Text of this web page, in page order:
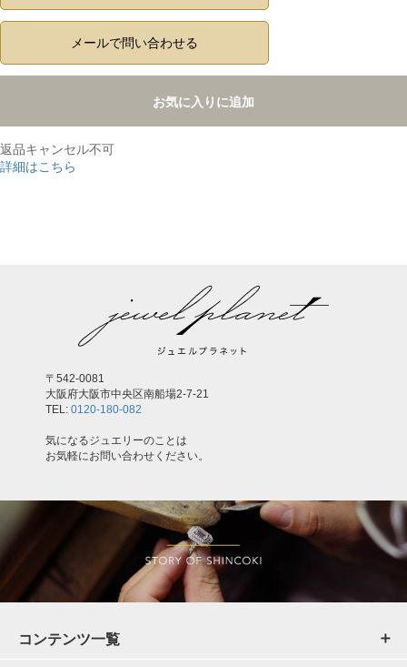
メールで問い合わせる
お気に入りに追加
返品キャンセル不可
詳細はこちら
〒542-0081
大阪府大阪市中央区南船場2-7-21
TEL: 0120-180-082
気になるジュエリーのことは
お気軽にお問い合わせください。
コンテンツ一覧